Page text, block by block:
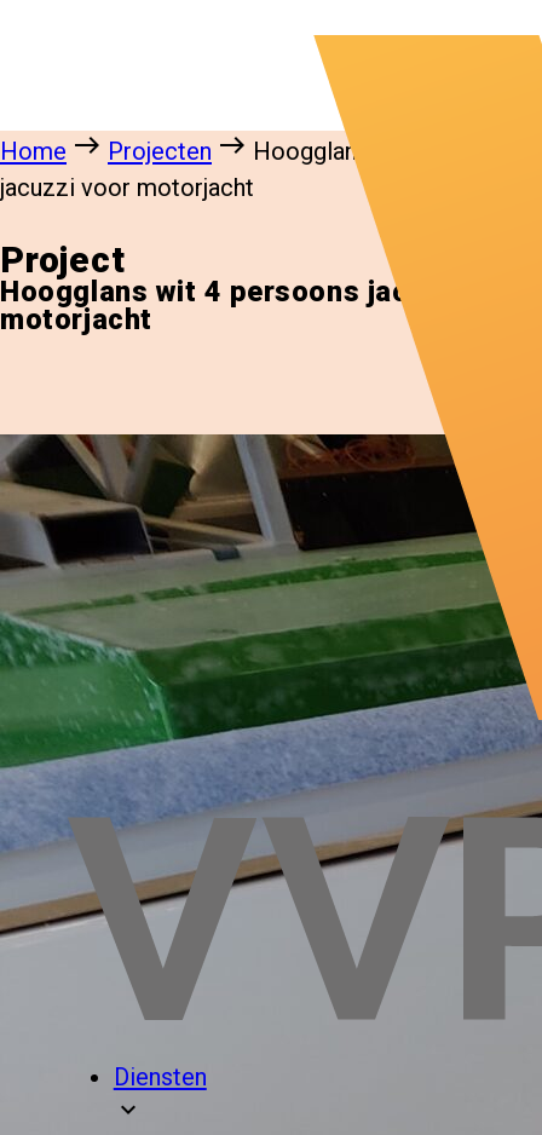
Diensten
expand_more
Home east Projecten east Hoogglans wit 4 persoons
jacuzzi voor motorjacht
Project
Hoogglans wit 4 persoons jacuzzi voor
motorjacht